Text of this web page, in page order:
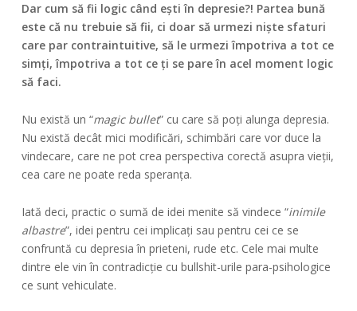
Dar cum să fii logic când ești în depresie?! Partea bună
este că nu trebuie să fii, ci doar să urmezi niște sfaturi
care par contraintuitive, să le urmezi împotriva a tot ce
simți, împotriva a tot ce ți se pare în acel moment logic
să faci.
Nu există un “magic bullet” cu care să poți alunga depresia.
Nu există decât mici modificări, schimbări care vor duce la
vindecare, care ne pot crea perspectiva corectă asupra vieții,
cea care ne poate reda speranța.
Iată deci, practic o sumă de idei menite să vindece “inimile
albastre”, idei pentru cei implicați sau pentru cei ce se
confruntă cu depresia în prieteni, rude etc. Cele mai multe
dintre ele vin în contradicție cu bullshit-urile para-psihologice
ce sunt vehiculate.